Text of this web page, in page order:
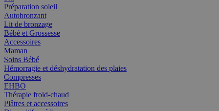
Préparation soleil
Autobronzant
Lit de bronzage
Bébé et Grossesse
Accessoires
Maman
Soins Bébé
Hémorragie et déshydratation des plaies
Compresses
EHBO
Thérapie froid-chaud
Plâtres et accessoires